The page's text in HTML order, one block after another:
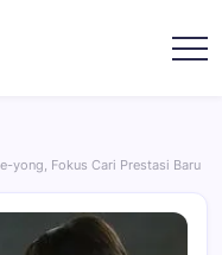
yong, Fokus Cari Prestasi Baru